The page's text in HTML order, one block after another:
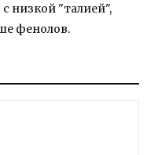
низкой "талией",
фенолов.